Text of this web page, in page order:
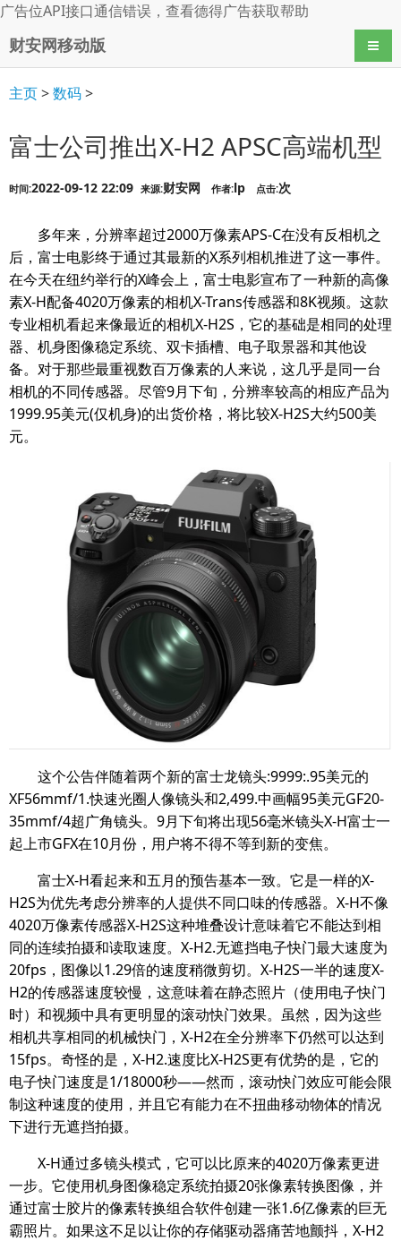
广告位API接口通信错误，查看德得广告获取帮助
财安网移动版 导航
主页>数码>
富士公司推出X-H2 APSC高端机型
时间:2022-09-12 22:09 来源:财安网 作者:lp 点击:次
多年来，分辨率超过2000万像素APS-C在没有反相机之
后，富士电影终于通过其最新的X系列相机推进了这一事件。
在今天在纽约举行的X峰会上，富士电影宣布了一种新的高像
素X-H配备4020万像素的相机X-Trans传感器和8K视频。这款
专业相机看起来像最近的相机X-H2S，它的基础是相同的处理
器、机身图像稳定系统、双卡插槽、电子取景器和其他设
备。对于那些最重视数百万像素的人来说，这几乎是同一台
相机的不同传感器。尽管9月下旬，分辨率较高的相应产品为
1999.95美元(仅机身)的出货价格，将比较X-H2S大约500美
元。
这个公告伴随着两个新的富士龙镜头:9999:.95美元的
XF56mmf/1.快速光圈人像镜头和2,499.中画幅95美元GF20-
35mmf/4超广角镜头。9月下旬将出现56毫米镜头X-H富士一
起上市GFX在10月份，用户将不得不等到新的变焦。
富士X-H看起来和五月的预告基本一致。它是一样的X-
H2S为优先考虑分辨率的人提供不同口味的传感器。X-H不像
4020万像素传感器X-H2S这种堆叠设计意味着它不能达到相
同的连续拍摄和读取速度。X-H2.无遮挡电子快门最大速度为
20fps，图像以1.29倍的速度稍微剪切。X-H2S一半的速度X-
H2的传感器速度较慢，这意味着在静态照片（使用电子快门
时）和视频中具有更明显的滚动快门效果。虽然，因为这些
相机共享相同的机械快门，X-H2在全分辨率下仍然可以达到
15fps。奇怪的是，X-H2.速度比X-H2S更有优势的是，它的
电子快门速度是1/18000秒——然而，滚动快门效应可能会限
制这种速度的使用，并且它有能力在不扭曲移动物体的情况
下进行无遮挡拍摄。
X-H通过多镜头模式，它可以比原来的4020万像素更进
一步。它使用机身图像稳定系统拍摄20张像素转换图像，并
通过富士胶片的像素转换组合软件创建一张1.6亿像素的巨无
霸照片。如果这不足以让你的存储驱动器痛苦地颤抖，X-H2